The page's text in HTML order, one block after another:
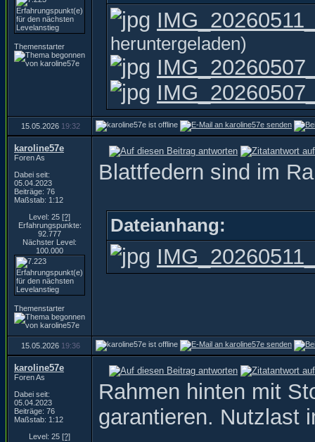
Themenstarter heruntergeladen)
15.05.2026 19:32
karoline57e
Foren As
Dabei seit:
05.04.2023
Beiträge: 76
Maßstab: 1:12
Level: 25 [?]
Erfahrungspunkte:
92.777
Nächster Level:
100.000
Themenstarter
Blattfedern sind im
Dateianhang:
15.05.2026 19:36
karoline57e
Foren As
Dabei seit:
05.04.2023
Beiträge: 76
Maßstab: 1:12
Level: 25 [?]
Rahmen hinten mit
garantieren. Nutzlast